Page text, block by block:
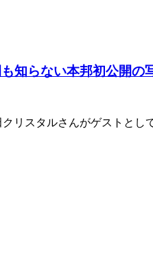
知らない本邦初公開の
リスタルさんがゲストと